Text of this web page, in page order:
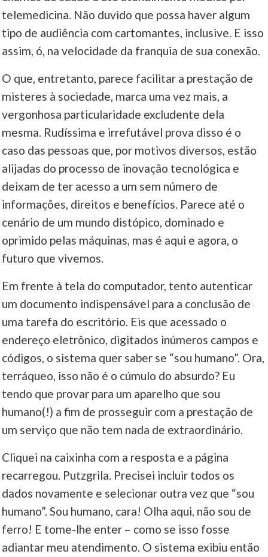
telemedicina. Não duvido que possa haver algum
tipo de audiência com cartomantes, inclusive. E isso
assim, ó, na velocidade da franquia de sua conexão.
O que, entretanto, parece facilitar a prestação de
misteres à sociedade, marca uma vez mais, a
vergonhosa particularidade excludente dela
mesma. Rudíssima e irrefutável prova disso é o
caso das pessoas que, por motivos diversos, estão
alijadas do processo de inovação tecnológica e
deixam de ter acesso a um sem número de
informações, direitos e benefícios. Parece até o
cenário de um mundo distópico, dominado e
oprimido pelas máquinas, mas é aqui e agora, o
futuro que vivemos.
Em frente à tela do computador, tento autenticar
um documento indispensável para a conclusão de
uma tarefa do escritório. Eis que acessado o
endereço eletrônico, digitados inúmeros campos e
códigos, o sistema quer saber se “sou humano”. Ora,
terráqueo, isso não é o cúmulo do absurdo? Eu
tendo que provar para um aparelho que sou
humano(!) a fim de prosseguir com a prestação de
um serviço que não tem nada de extraordinário.
Cliquei na caixinha com a resposta e a página
recarregou. Putzgrila. Precisei incluir todos os
dados novamente e selecionar outra vez que “sou
humano”. Sou humano, cara! Olha aqui, não sou de
ferro! E tome-lhe enter – como se isso fosse
adiantar meu atendimento. O sistema exibiu então